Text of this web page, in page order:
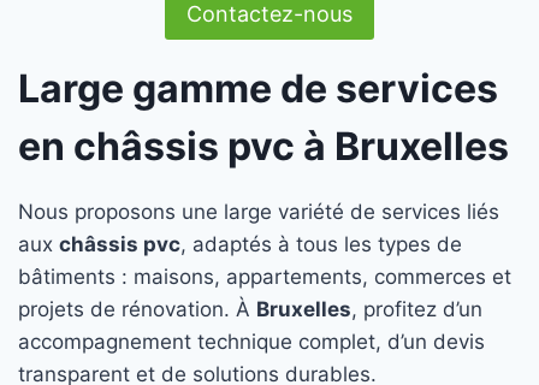
Contactez-nous
Large gamme de services
en châssis pvc à Bruxelles
Nous proposons une large variété de services liés
aux châssis pvc, adaptés à tous les types de
bâtiments : maisons, appartements, commerces et
projets de rénovation. À Bruxelles, profitez d’un
accompagnement technique complet, d’un devis
transparent et de solutions durables.